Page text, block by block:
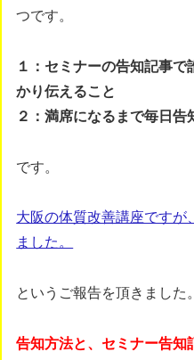
つです。
１：セミナーの告知記事
かり伝えること
２：満席になるまで毎日告
です。
大阪の体質改善講座ですが
ました。
というご報告を頂きました。
告知方法と、セミナー告知